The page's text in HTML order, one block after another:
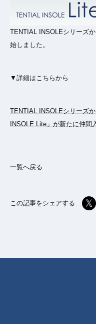
TENTIAL INSOLEシリーズ
始しました。
▼詳細はこちらから
TENTIAL INSOLEシリーズ
INSOLE Lite」が新たに仲間
一覧へ戻る
この記事をシェアする